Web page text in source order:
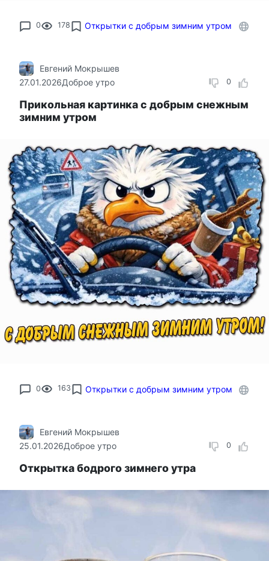
0 178 Открытки с добрым зимним утром
0
Евгений Мокрышев
27.01.2026Доброе утро
Прикольная картинка с добрым снежным
зимним утром
0 163 Открытки с добрым зимним утром
0
Евгений Мокрышев
25.01.2026Доброе утро
Открытка бодрого зимнего утра